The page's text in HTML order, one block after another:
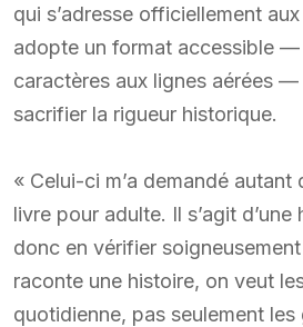
qui s’adresse officiellement
adopte un format accessible —
caractères aux lignes aérées
sacrifier la rigueur historique.
« Celui-ci m’a demandé autant
livre pour adulte. Il s’agit
donc en vérifier
raconte une histoire, on veut
quotidienne, pas seulement les